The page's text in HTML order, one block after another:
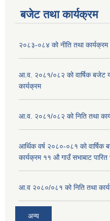
बजेट तथा कार्यक्रम
२०८३-०८४ को नीति तथा कार्यक्रम
आ.व. २०८१/०८२ को वार्षिक बजेट
कार्यक्रम
आ.व. २०८१/०८२ को निति तथा
आर्थिक वर्ष २०८०-०८१ को वार्षिक
कार्यक्रम ११ औ गाउँ सभाबाट पारित
आ.व २०८०/०८१ को निति तथा
अन्य